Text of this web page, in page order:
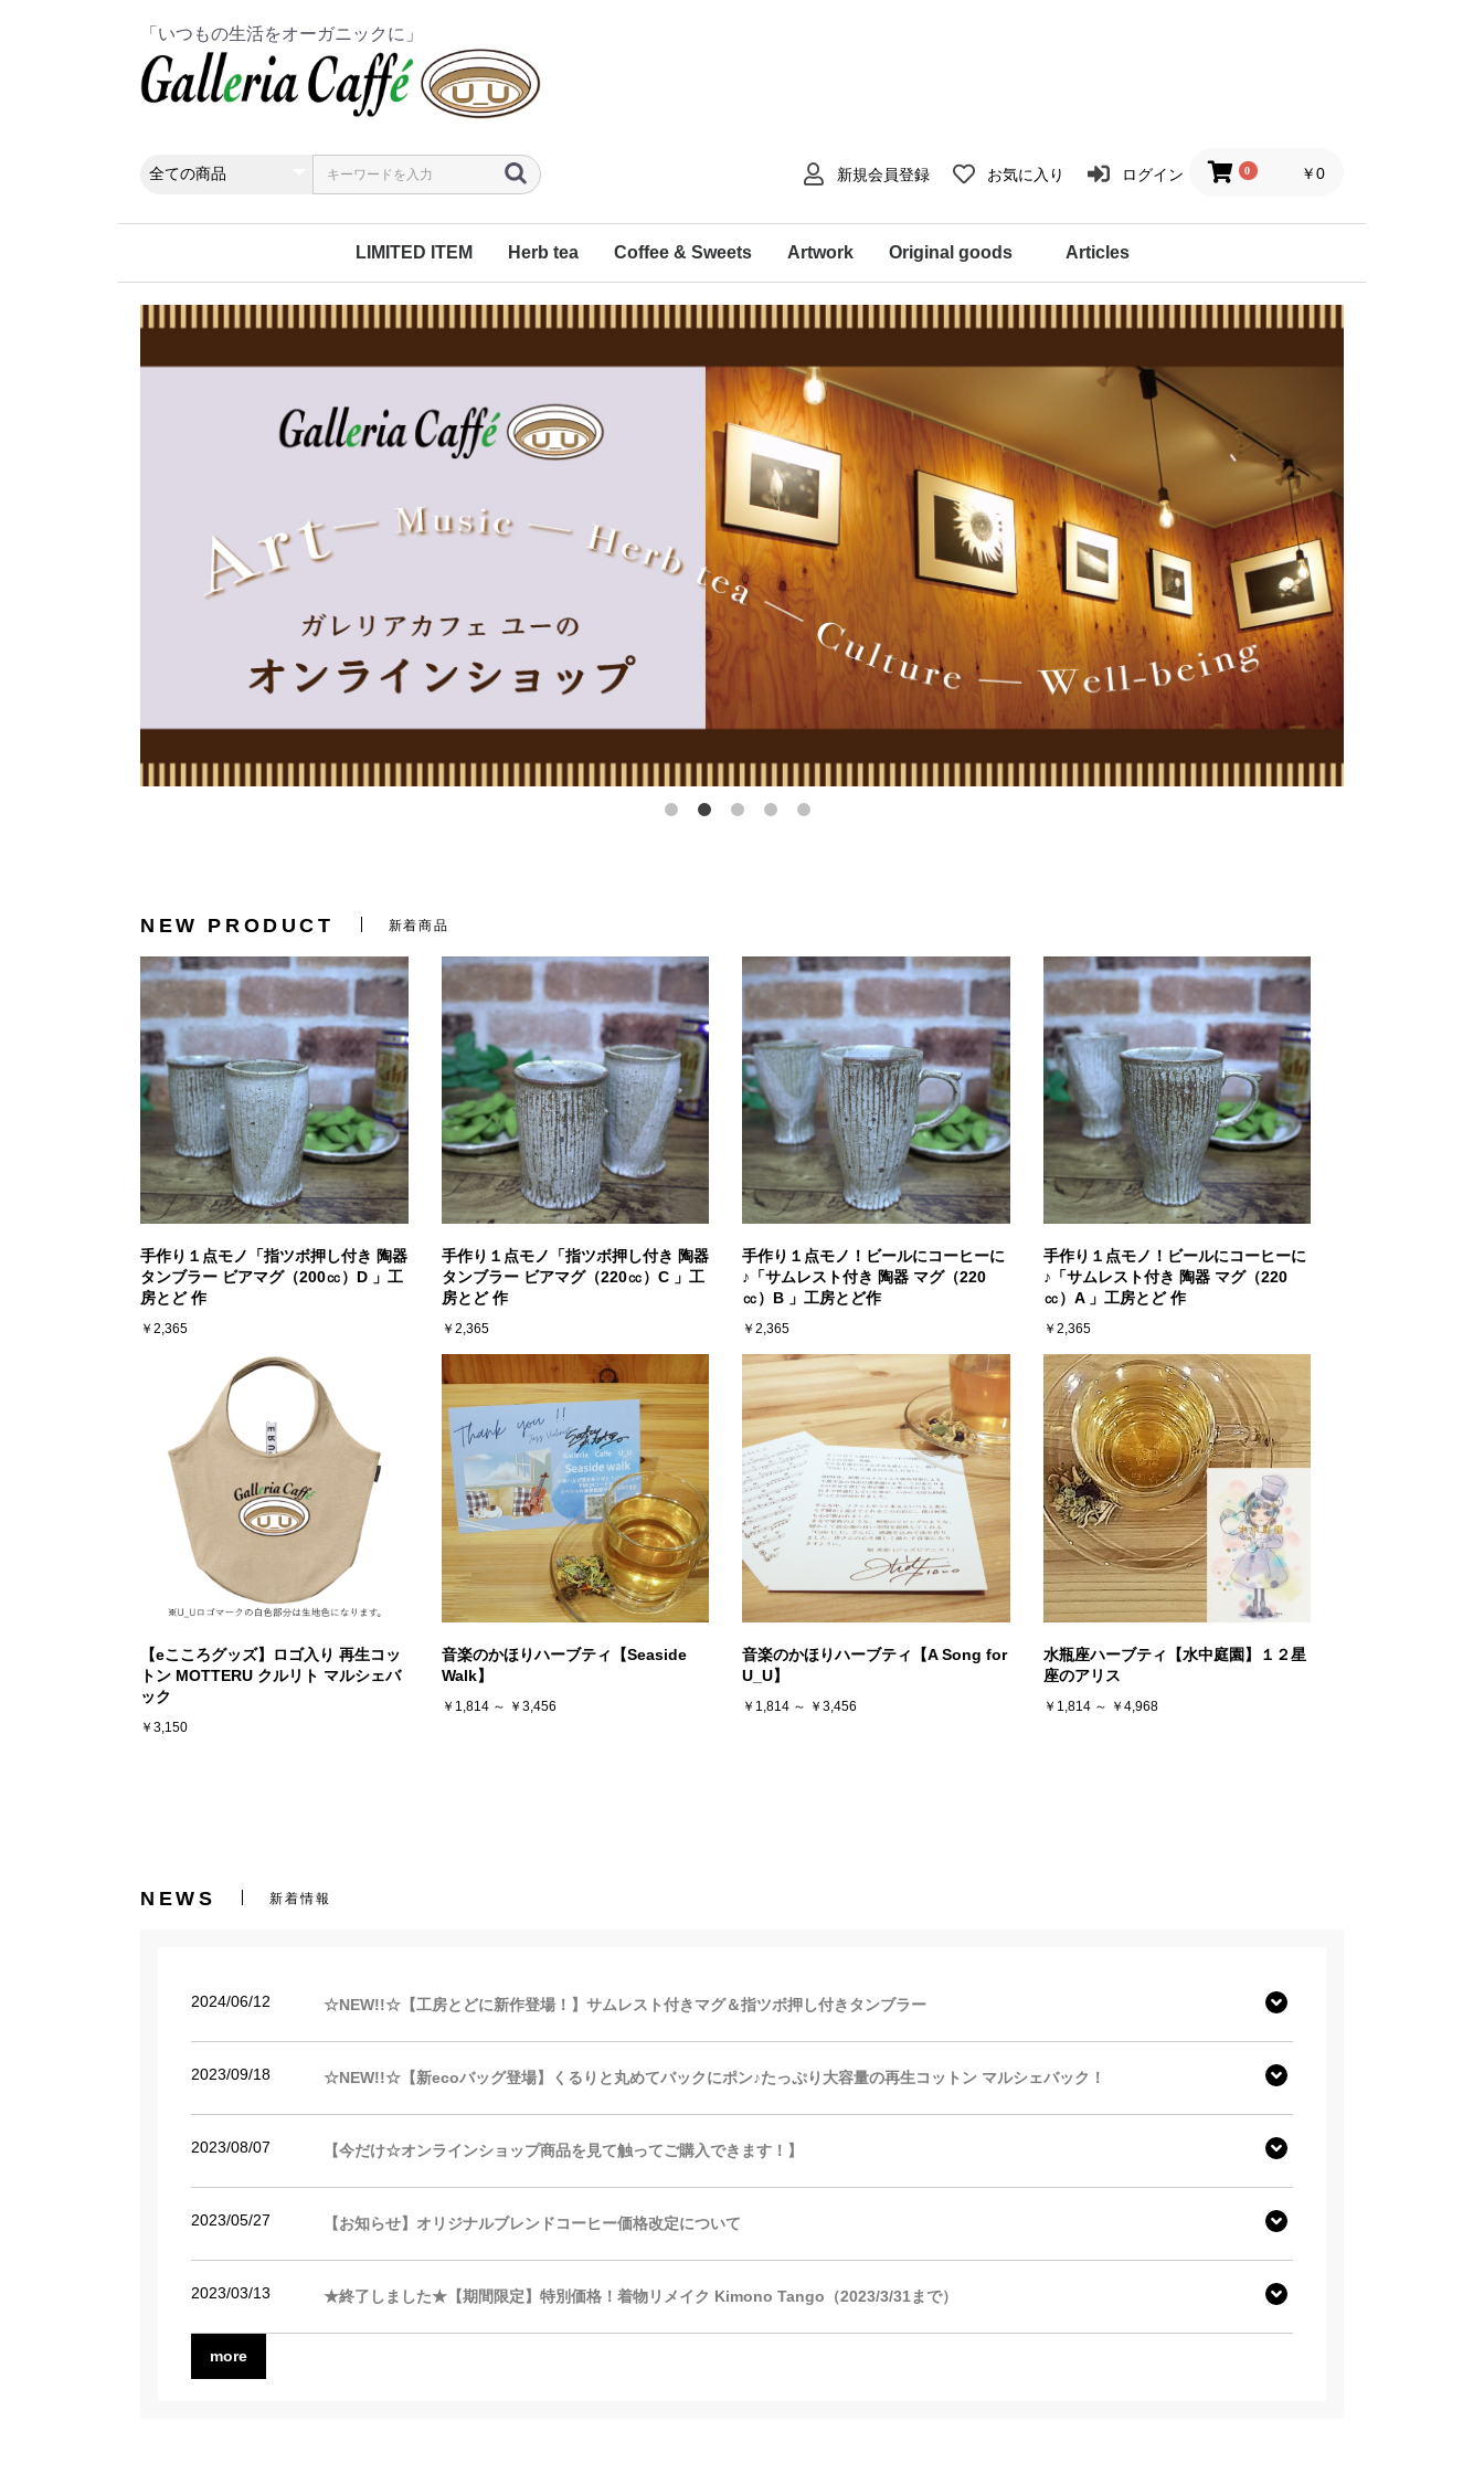
「いつもの生活をオーガニックに」
新規会員登録 お気に入り ログイン 0 ￥0
LIMITED ITEM Herb tea
１２星座ハーブティ
音楽コラボティ
【水中庭園】コラボティ
「藤木晴行」写真コラボ
ティ
飲むヨガ ～フローティ～
'ことのは’ のかほり
なりたい氣分ブレンド
なりたい氣分セット
dessinハーブティ
シングルハーブティ
Coffee & Sweets
スイーツ
コーヒー
Artwork
藤木晴行（モノクロ写
真）
【水中庭園】イラスト グッズ
画集／絵本
Kimono Tango（着物リ
メイク）
名刺／カード入れ
扇子／ペンケース
ポーチ
巾着
インテリアアート
デスクトップアート
工房とど（陶芸作品）
ユースフルアート
Original goods
トートバック
ミニチュアシリーズ
サーモボトル
ハーブティ香炉
Articles
作家紹介
１２星座ハーブティ
ハーブと暮らす
アートと暮らす
商品紹介
Voices
NEW PRODUCT 新着商品
手作り１点モノ「指ツボ押し付き 陶器
タンブラー ビアマグ（200㏄）D 」工
房とど 作
￥2,365
手作り１点モノ「指ツボ押し付き 陶器
タンブラー ビアマグ（220㏄）C 」工
房とど 作
￥2,365
手作り１点モノ！ビールにコーヒーに
♪「サムレスト付き 陶器 マグ（220
㏄）B 」工房とど作
￥2,365
手作り１点モノ！ビールにコーヒーに
♪「サムレスト付き 陶器 マグ（220
㏄）A 」工房とど 作
￥2,365
【eこころグッズ】ロゴ入り 再生コッ
トン MOTTERU クルリト マルシェバ
ック
￥3,150
音楽のかほりハーブティ【Seaside
Walk】
￥1,814 ～ ￥3,456
音楽のかほりハーブティ【A Song for
U_U】
￥1,814 ～ ￥3,456
水瓶座ハーブティ【水中庭園】１２星
座のアリス
￥1,814 ～ ￥4,968
NEWS 新着情報
2024/06/12 ☆NEW!!☆【工房とどに新作登場！】サムレスト付きマグ＆指ツボ押し付きタンブラー
2023/09/18 ☆NEW!!☆【新ecoバッグ登場】くるりと丸めてバックにポン♪たっぷり大容量の再生コットン マルシェバック！
2023/08/07 【今だけ☆オンラインショップ商品を見て触ってご購入できます！】
2023/05/27 【お知らせ】オリジナルブレンドコーヒー価格改定について
2023/03/13 ★終了しました★【期間限定】特別価格！着物リメイク Kimono Tango（2023/3/31まで）
more